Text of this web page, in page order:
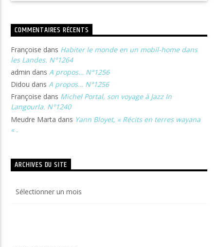
COMMENTAIRES RÉCENTS
Françoise dans Habiter le monde en un mobil-home dans
les Landes. N°1264
admin dansA propos… N°1256
Didou dansA propos… N°1256
Françoise dans Michel Portal, son voyage à Jazz In
Langourla. N°1240
Meudre Marta dans Yann Bloyet, « Récits en terres wayana
« .
ARCHIVES DU SITE
du